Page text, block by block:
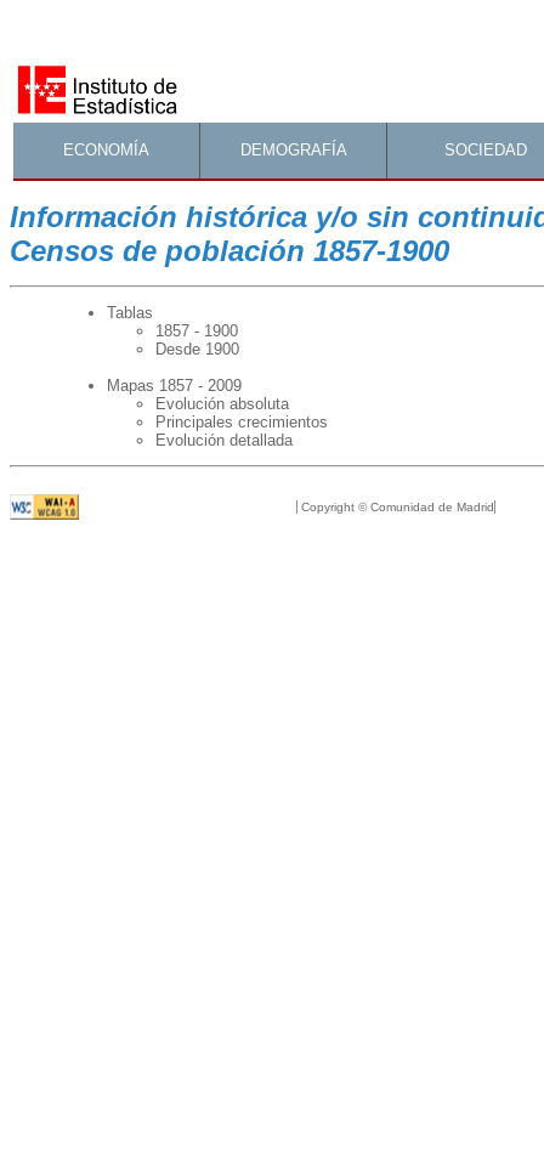
ECONOMÍA DEMOGRAFÍA SOCIEDAD
Información histórica y/o sin
Censos de población 1857-1900
Tablas
1857 - 1900
Desde 1900
Mapas 1857 - 2009
Evolución absoluta
Principales crecimientos
Evolución detallada
Copyright © Comunidad de Madrid